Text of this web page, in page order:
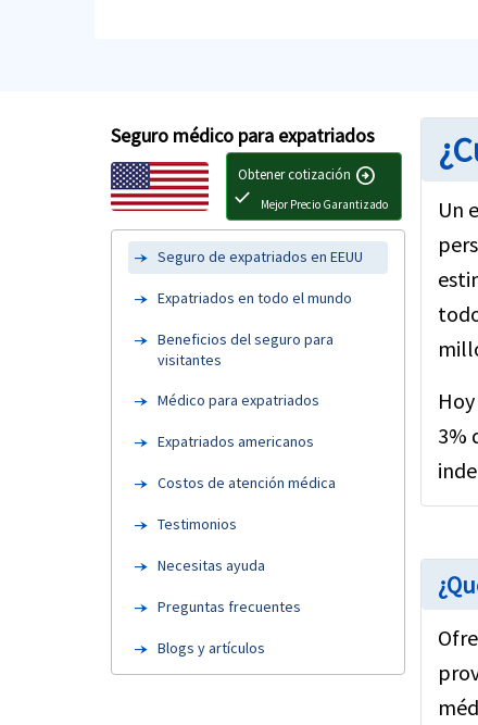
Seguro médico para expatriados
Obtener cotización arrow_circle_right
check
Mejor Precio Garantizado
Seguro de expatriados en EEUU
Expatriados en todo el mundo
Beneficios del seguro para
visitantes
Médico para expatriados
Expatriados americanos
Costos de atención médica
Testimonios
Necesitas ayuda
Preguntas frecuentes
Blogs y artículos
Un
3%